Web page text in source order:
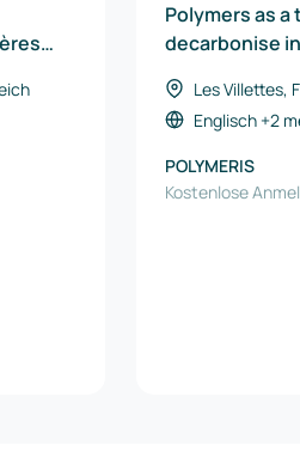
Polymers as a
decarbonise
Les Villettes,
Englisch +2
POLYMERIS
Kostenlose